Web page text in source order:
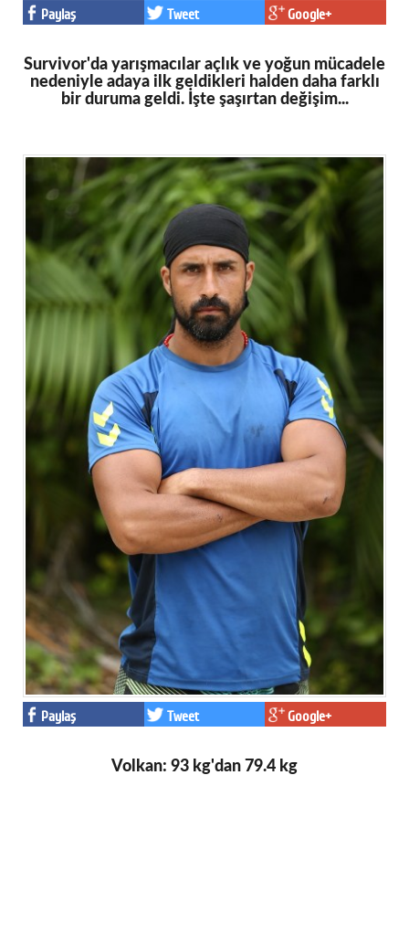
Kültür-sanat
Yazarlar
İletişim
A24 SOSYAL MEDYA
Facebook
Twitter
Google Plus
Paylaş Tweet Google+
Survivor'da yarışmacılar açlık ve yoğun mücadele
nedeniyle adaya ilk geldikleri halden daha farklı
bir duruma geldi. İşte şaşırtan değişim...
Paylaş Tweet Google+
Volkan: 93 kg'dan 79.4 kg